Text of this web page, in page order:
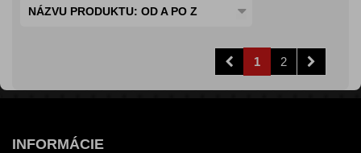
NÁZVU PRODUKTU: OD A PO Z
1 2
INFORMÁCIE